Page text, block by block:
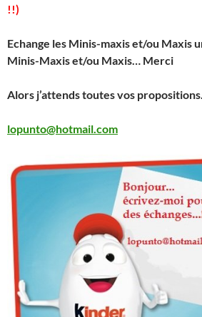
!!)
Echange les Minis-maxis et/ou Maxis
Minis-Maxis et/ou Maxis… Merci
Alors j’attends toutes vos
lopunto@hotmail.com